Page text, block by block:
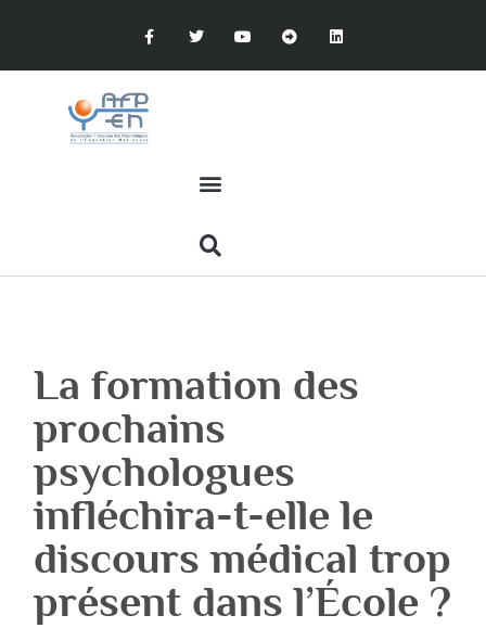
La formation des
prochains
psychologues
infléchira-t-elle le
discours médical trop
présent dans l’École ?